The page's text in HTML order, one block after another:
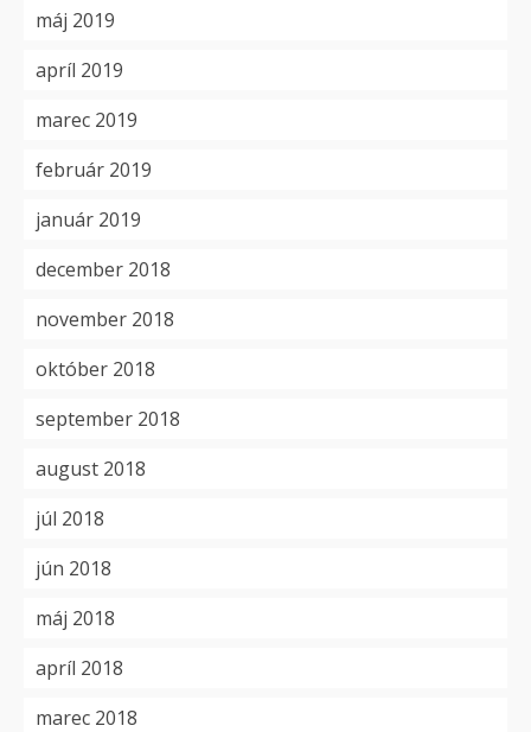
máj 2019
apríl 2019
marec 2019
február 2019
január 2019
december 2018
november 2018
október 2018
september 2018
august 2018
júl 2018
jún 2018
máj 2018
apríl 2018
marec 2018